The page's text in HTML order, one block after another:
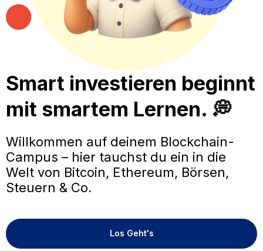
Smart investieren beginnt
mit smartem Lernen. 💭
Willkommen auf deinem Blockchain-
Campus – hier tauchst du ein in die
Welt von Bitcoin, Ethereum, Börsen,
Steuern & Co.
Los Geht's